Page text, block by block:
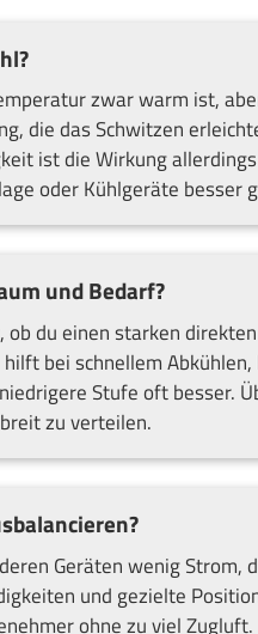
zwar warm ist,
die das Schwitzen
ist die Wirkung
oder Kühlgeräte besser
und Bedarf?
ob du einen starken
bei schnellem
Stufe oft besser.
zu verteilen.
Geräten wenig Strom,
und gezielte
ohne zu viel Zugluft.